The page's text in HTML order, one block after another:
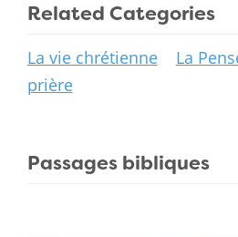
Related Categories
La vie chrétienne La
prière
Passages bibliques